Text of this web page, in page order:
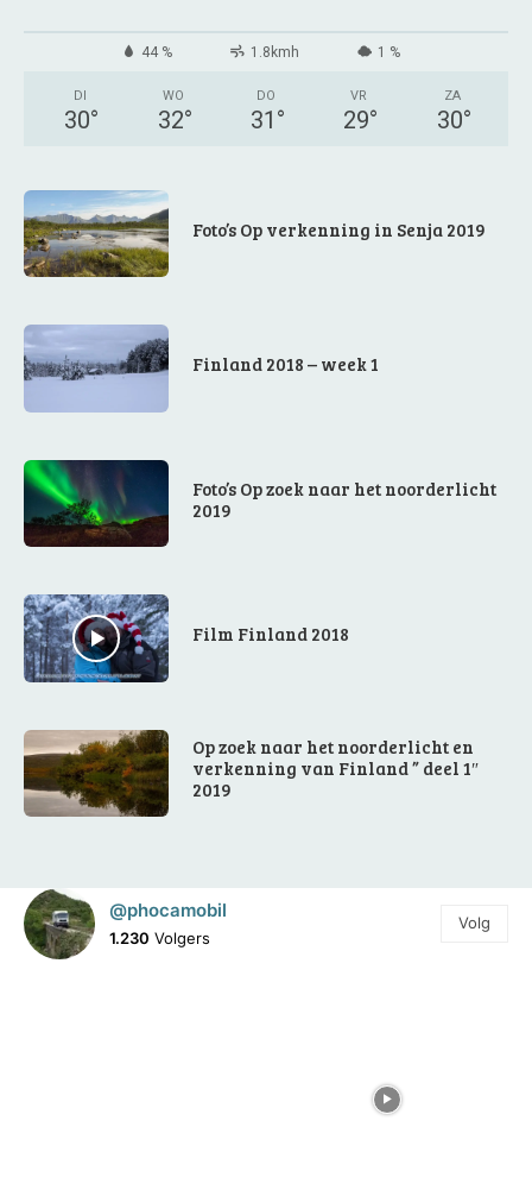
44 % 1.8kmh 1 %
DI
30°
WO
32°
DO
31 °
VR
29°
ZA
30°
Foto’s Op verkenning in Senja 2019
Finland 2018 – week 1
Foto’s Op zoek naar het noorderlicht
2019
Film Finland 2018
Op zoek naar het noorderlicht en
verkenning van Finland ” deel 1″
2019
@phocamobil
1.230 Volgers
Volg